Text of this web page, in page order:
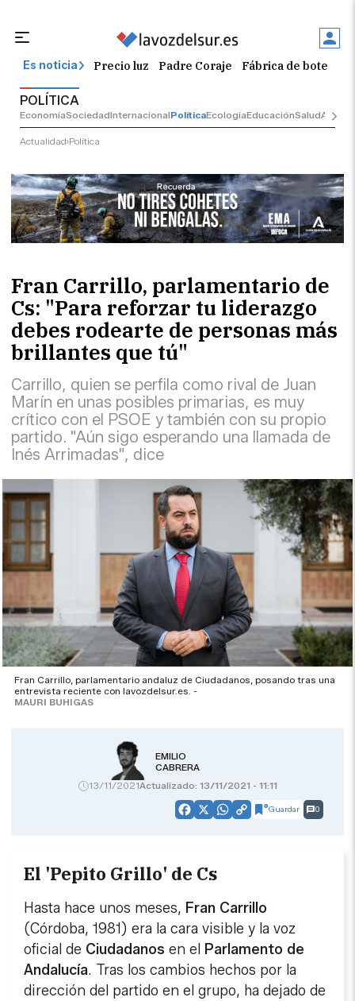
Es noticia Precio luz Padre Coraje Fábrica de botellas
POLÍTICA
EconomíaSociedadInternacionalPolíticaEcologíaEducaciónSalud
Actualidad Política
Fran Carrillo, parlamentario de
Cs: "Para reforzar tu liderazgo
debes rodearte de personas más
brillantes que tú"
Carrillo, quien se perfila como rival de Juan
Marín en unas posibles primarias, es muy
crítico con el PSOE y también con su propio
partido. "Aún sigo esperando una llamada de
Inés Arrimadas", dice
Fran Carrillo, parlamentario andaluz de Ciudadanos, posando tras una
entrevista reciente con lavozdelsur.es. -
MAURI BUHIGAS
EMILIO
CABRERA
13/11/2021Actualizado: 13/11/2021 - 11:11
Facebook
X WhatsApp
CopyGuardar 0
El 'Pepito Grillo' de Cs
Hasta hace unos meses, Fran Carrillo
(Córdoba, 1981) era la cara visible y la voz
oficial de Ciudadanos en el Parlamento de
Andalucía. Tras los cambios hechos por la
dirección del partido en el grupo, ha dejado de